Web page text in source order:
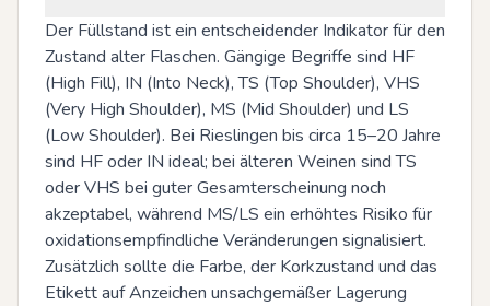
Der Füllstand ist ein entscheidender Indikator für den
Zustand alter Flaschen. Gängige Begriffe sind HF
(High Fill), IN (Into Neck), TS (Top Shoulder), VHS
(Very High Shoulder), MS (Mid Shoulder) und LS
(Low Shoulder). Bei Rieslingen bis circa 15–20 Jahre
sind HF oder IN ideal; bei älteren Weinen sind TS
oder VHS bei guter Gesamterscheinung noch
akzeptabel, während MS/LS ein erhöhtes Risiko für
oxidationsempfindliche Veränderungen signalisiert.
Zusätzlich sollte die Farbe, der Korkzustand und das
Etikett auf Anzeichen unsachgemäßer Lagerung